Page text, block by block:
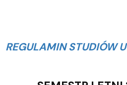
REGULAMIN STUDIÓW